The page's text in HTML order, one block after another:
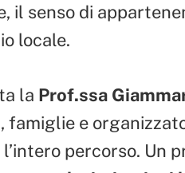
il senso di
locale.
la Prof.ssa
e
percorso. Un